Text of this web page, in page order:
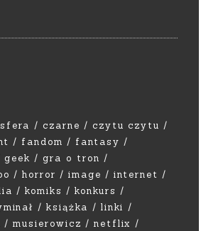
czarne
czytu czytu
fandom
fantasy
geek
gra o tron
horror image
internet
komiks
konkurs
książka
linki
musierowicz
netflix